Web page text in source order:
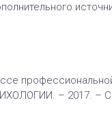
– 2017. – С.